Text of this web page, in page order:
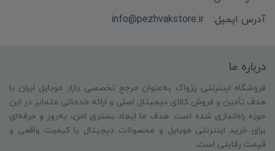
آدرس ایمیل:
info@pezhvakstore.ir
درباره ما
فروشگاه اینترنتی پژواک به‌عنوان مرجع تخصصی بازار موبایل ایران با
هدف تأمین و فروش کالای دیجیتال اصلی و ارائه خدماتی متمایز در این
حوزه راه‌اندازی شده است. هدف ما ایجاد بستری امن، به‌روز و حرفه‌ای
برای خرید اینترنتی موبایل و محصولات دیجیتال با کیفیت واقعی و
قیمت رقابتی است.